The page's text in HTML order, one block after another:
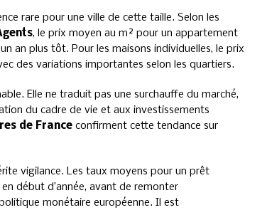
rare pour une ville de cette taille. Selon les
, le prix moyen au m² pour un appartement
an plus tôt. Pour les maisons individuelles, le prix
des variations importantes selon les quartiers.
Elle ne traduit pas une surchauffe du marché,
du cadre de vie et aux investissements
de France confirment cette tendance sur
vigilance. Les taux moyens pour un prêt
en début d’année, avant de remonter
monétaire européenne. Il est